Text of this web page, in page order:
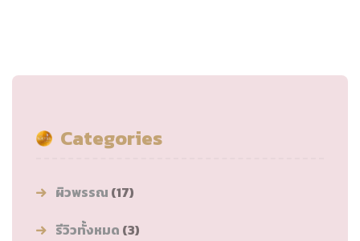
Categories
ผิวพรรณ (17)
รีวิวทั้งหมด (3)